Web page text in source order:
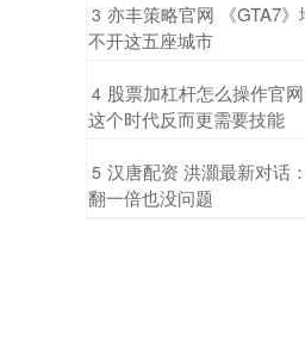
3 亦丰策略官网 《GTA7
不开这五座城市
4 股票加杠杆怎么操作官
这个时代反而更需要技能
5 汉唐配资 洪灝最新对话
翻一倍也没问题